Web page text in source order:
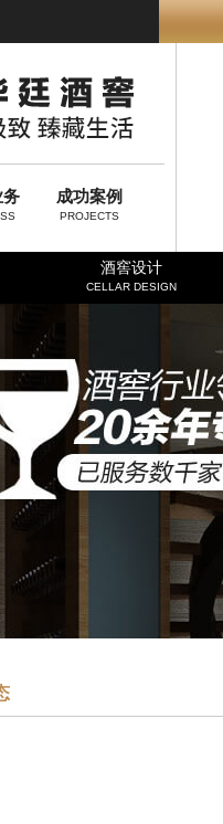
务 成功案例
PROJECTS
酒窖设计
CELLAR DESIGN